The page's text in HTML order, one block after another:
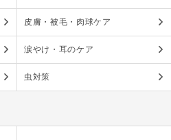
皮膚・被毛・肉球ケア
涙やけ・耳のケア
虫対策